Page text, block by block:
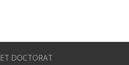
DOCTORAT